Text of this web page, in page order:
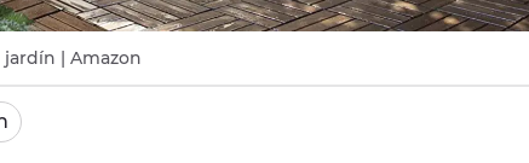
jardín | Amazon